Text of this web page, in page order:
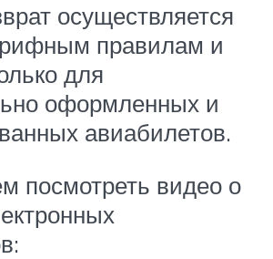
осуществляется
правилам и
для
оформленных и
авиабилетов.
посмотреть видео о